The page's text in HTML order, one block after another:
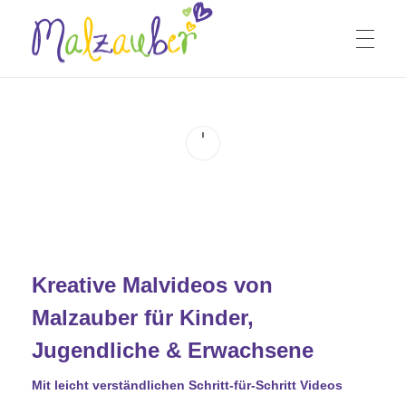
Live Online Jugendliche
Kreative Malvideos von
Malzauber für Kinder,
Jugendliche & Erwachsene
Mit leicht verständlichen Schritt-für-Schritt Videos